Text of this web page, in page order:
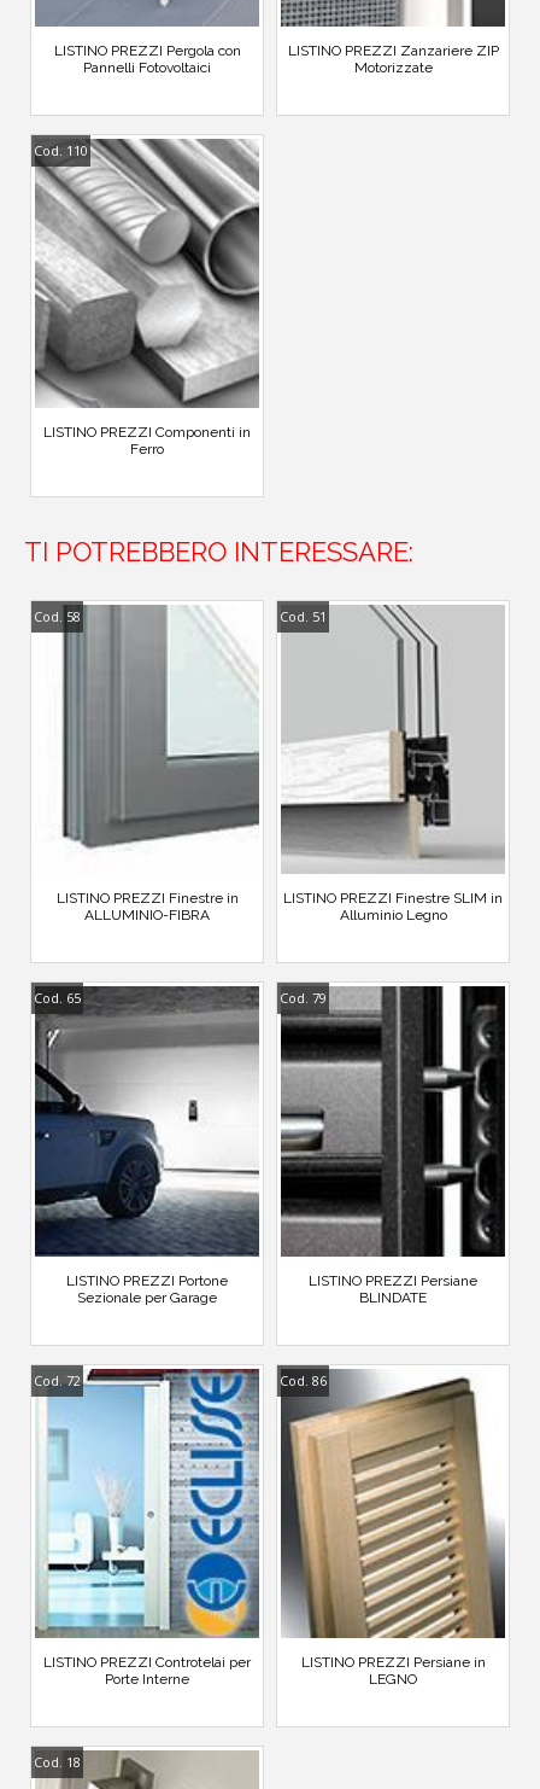
LISTINO PREZZI Pergola con
Pannelli Fotovoltaici
LISTINO PREZZI Zanzariere ZIP
Motorizzate
Cod. 110
LISTINO PREZZI Componenti in
Ferro
TI POTREBBERO INTERESSARE:
Cod. 58
LISTINO PREZZI Finestre in
ALLUMINIO-FIBRA
Cod. 51
LISTINO PREZZI Finestre SLIM in
Alluminio Legno
Cod. 65
LISTINO PREZZI Portone
Sezionale per Garage
Cod. 79
LISTINO PREZZI Persiane
BLINDATE
Cod. 72
LISTINO PREZZI Controtelai per
Porte Interne
Cod. 86
LISTINO PREZZI Persiane in
LEGNO
Cod. 18